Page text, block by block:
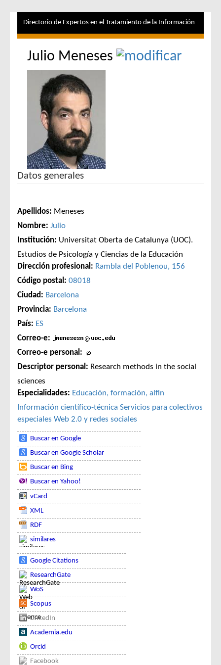
Directorio de Expertos en el Tratamiento de la Información
Julio Meneses
Datos generales
Apellidos: Meneses
Nombre: Julio
Institución: Universitat Oberta de Catalunya (UOC).
Estudios de Psicología y Ciencias de la Educación
Dirección profesional: Rambla del Poblenou, 156
Código postal: 08018
Ciudad: Barcelona
Provincia: Barcelona
País: ES
Correo-e:
Correo-e personal:
Descriptor personal: Research methods in the social
sciences
Especialidades: Educación, formación, alfin
Información científico-técnica Servicios para colectivos
especiales Web 2.0 y redes sociales
Buscar en Google
Buscar en Google Scholar
Buscar en Bing
Buscar en Yahoo!
vCard
XML
RDF
similares
Google Citations
ResearchGate
WoS
Scopus
LinkedIn
Academia.edu
Orcid
Facebook